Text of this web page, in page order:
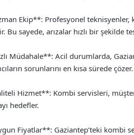
Ekip**: Profesyonel
Bu sayede, arızalar hızlı bir şekilde
Müdahale**: Acil durumlarda,
sorunlarını en kısa sürede çözer.
Hizmet**: Kombi servisleri,
hedefler.
Fiyatlar**: Gaziantep’teki kombi